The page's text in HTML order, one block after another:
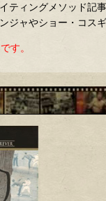
ティングメソッド記
ジャやショー・コス
す。